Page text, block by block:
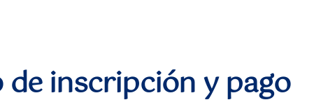
de inscripción y pago